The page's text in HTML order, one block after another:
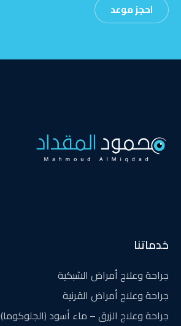
احجز موعد
خدماتنا
جراحة وعلاج أمراض الشبكية
جراحة وعلاج أمراض القرنية
جراحة وعلاج الزرق – ماء أسود (الجلوكوما)